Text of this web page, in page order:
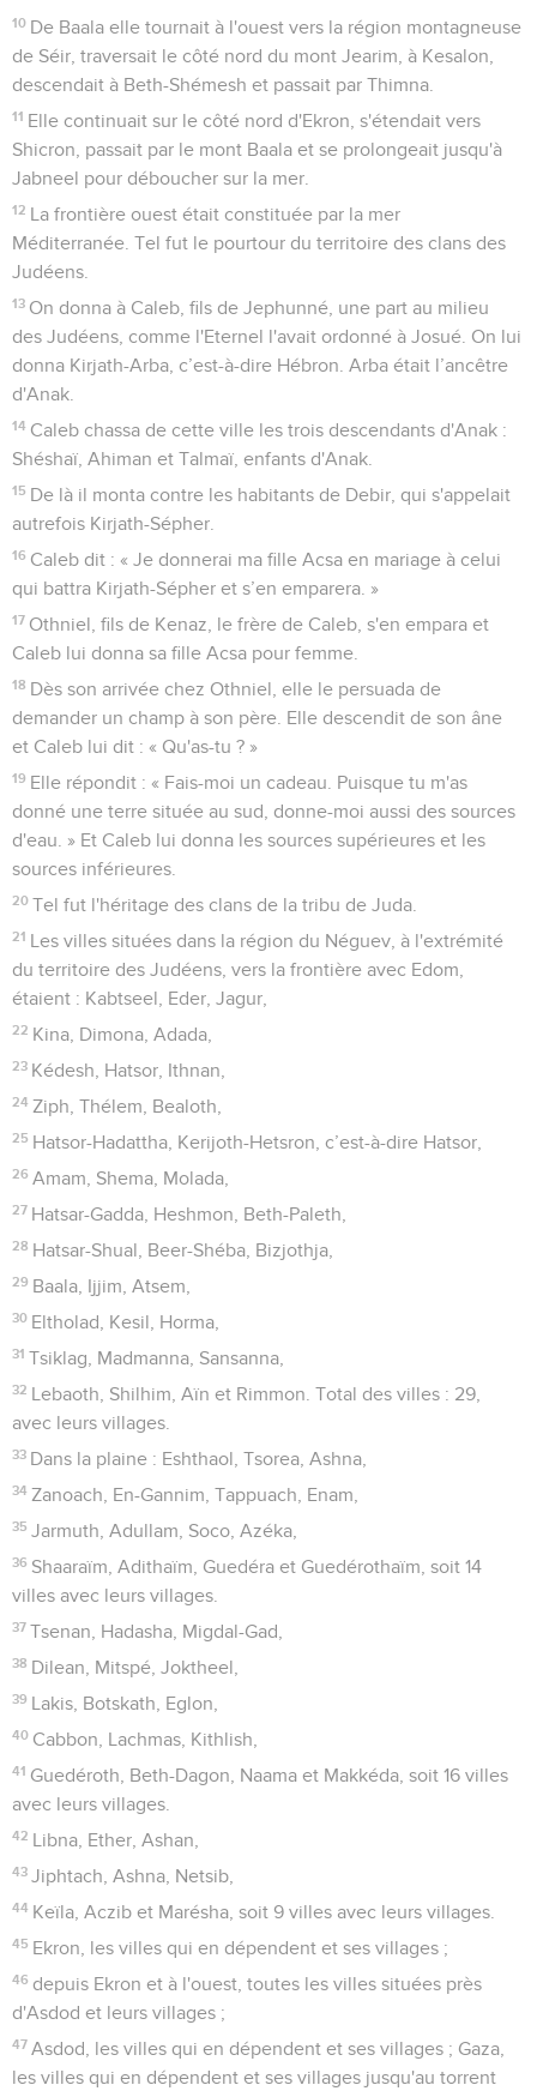
10 De Baala elle tournait à l'ouest vers la région montagneuse
de Séir, traversait le côté nord du mont Jearim, à Kesalon,
descendait à Beth-Shémesh et passait par Thimna.
11 Elle continuait sur le côté nord d'Ekron, s'étendait vers
Shicron, passait par le mont Baala et se prolongeait jusqu'à
Jabneel pour déboucher sur la mer.
12 La frontière ouest était constituée par la mer
Méditerranée. Tel fut le pourtour du territoire des clans des
Judéens.
13 On donna à Caleb, fils de Jephunné, une part au milieu
des Judéens, comme l'Eternel l'avait ordonné à Josué. On lui
donna Kirjath-Arba, c’est-à-dire Hébron. Arba était l’ancêtre
d'Anak.
14 Caleb chassa de cette ville les trois descendants d'Anak :
Shéshaï, Ahiman et Talmaï, enfants d'Anak.
15 De là il monta contre les habitants de Debir, qui s'appelait
autrefois Kirjath-Sépher.
16 Caleb dit : « Je donnerai ma fille Acsa en mariage à celui
qui battra Kirjath-Sépher et s’en emparera. »
17 Othniel, fils de Kenaz, le frère de Caleb, s'en empara et
Caleb lui donna sa fille Acsa pour femme.
18 Dès son arrivée chez Othniel, elle le persuada de
demander un champ à son père. Elle descendit de son âne
et Caleb lui dit : « Qu'as-tu ? »
19 Elle répondit : « Fais-moi un cadeau. Puisque tu m'as
donné une terre située au sud, donne-moi aussi des sources
d'eau. » Et Caleb lui donna les sources supérieures et les
sources inférieures.
20 Tel fut l'héritage des clans de la tribu de Juda.
21 Les villes situées dans la région du Néguev, à l'extrémité
du territoire des Judéens, vers la frontière avec Edom,
étaient : Kabtseel, Eder, Jagur,
22 Kina, Dimona, Adada,
23 Kédesh, Hatsor, Ithnan,
24 Ziph, Thélem, Bealoth,
25 Hatsor-Hadattha, Kerijoth-Hetsron, c’est-à-dire Hatsor,
26 Amam, Shema, Molada,
27 Hatsar-Gadda, Heshmon, Beth-Paleth,
28 Hatsar-Shual, Beer-Shéba, Bizjothja,
29 Baala, Ijjim, Atsem,
30 Eltholad, Kesil, Horma,
31 Tsiklag, Madmanna, Sansanna,
32 Lebaoth, Shilhim, Aïn et Rimmon. Total des villes : 29,
avec leurs villages.
33 Dans la plaine : Eshthaol, Tsorea, Ashna,
34 Zanoach, En-Gannim, Tappuach, Enam,
35 Jarmuth, Adullam, Soco, Azéka,
36 Shaaraïm, Adithaïm, Guedéra et Guedérothaïm, soit 14
villes avec leurs villages.
37 Tsenan, Hadasha, Migdal-Gad,
38 Dilean, Mitspé, Joktheel,
39 Lakis, Botskath, Eglon,
40 Cabbon, Lachmas, Kithlish,
41 Guedéroth, Beth-Dagon, Naama et Makkéda, soit 16 villes
avec leurs villages.
42 Libna, Ether, Ashan,
43 Jiphtach, Ashna, Netsib,
44 Keïla, Aczib et Marésha, soit 9 villes avec leurs villages.
45 Ekron, les villes qui en dépendent et ses villages ;
46 depuis Ekron et à l'ouest, toutes les villes situées près
d'Asdod et leurs villages ;
47 Asdod, les villes qui en dépendent et ses villages ; Gaza,
les villes qui en dépendent et ses villages jusqu'au torrent